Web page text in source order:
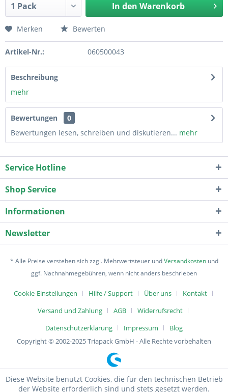
In den Warenkorb
Merken Bewerten
Artikel-Nr.: 060500043
Beschreibung
mehr
Bewertungen
0
Bewertungen lesen, schreiben und diskutieren... mehr
Service Hotline
Shop Service
Informationen
Newsletter
* Alle Preise verstehen sich zzgl. Mehrwertsteuer undVersandkostenund
ggf. Nachnahmegebühren, wenn nicht anders beschrieben
Cookie-Einstellungen Hilfe / Support Über uns
Kontakt
Versand und Zahlung
AGB
Widerrufsrecht
Datenschutzerklärung
Impressum
Blog
Copyright © 2002-2025 Triapack GmbH - Alle Rechte vorbehalten
Diese Website benutzt Cookies, die für den technischen Betrieb
der Website erforderlich sind und stets gesetzt werden.